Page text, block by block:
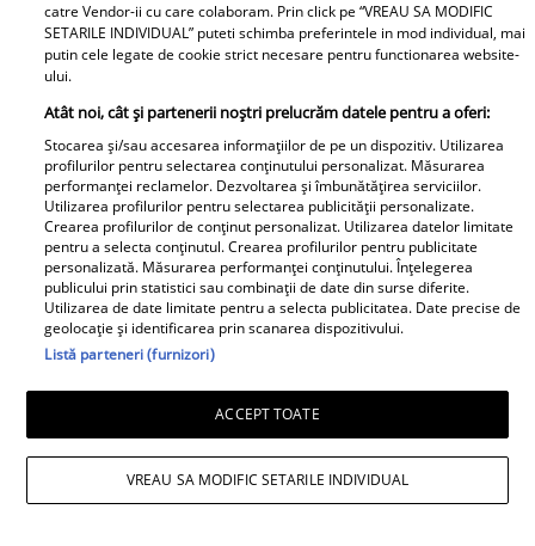
"Singura cale era să
mă...”
Radu Siffredi. Nimeni
nu se aștepta să scoată
la iveală și ACEST
AMĂNUNT ce i-a lăsat
pe mulți fără replică:
"M-am lămurit"
Boala care a rapus-o pe
Adela Marculescu. De
ce ajunsese in scaun cu
rotile: &quot;In urma cu
un an...&quot; Vezi mai
mult
Primele cuvinte ale
mamei lui Rares Cojoc
dupa divortul de
Andreea Popescu. Ce i-a
comentat public fostei
nurori
Doliu în familia lui Miraj
Tzunami! Fiica artistului
Surpriză în showbiz-ul
românesc! Valentin
Sanfira și Codruța Filip,
catre Vendor-ii cu care colaboram. Prin click pe “VREAU SA MODIFIC
SETARILE INDIVIDUAL” puteti schimba preferintele in mod individual, mai
putin cele legate de cookie strict necesare pentru functionarea website-
ului.
Atât noi, cât și partenerii noștri prelucrăm datele pentru a oferi:
Stocarea și/sau accesarea informațiilor de pe un dispozitiv. Utilizarea
profilurilor pentru selectarea conținutului personalizat. Măsurarea
performanței reclamelor. Dezvoltarea și îmbunătățirea serviciilor.
Utilizarea profilurilor pentru selectarea publicității personalizate.
Crearea profilurilor de conținut personalizat. Utilizarea datelor limitate
pentru a selecta conținutul. Crearea profilurilor pentru publicitate
personalizată. Măsurarea performanței conținutului. Înțelegerea
publicului prin statistici sau combinații de date din surse diferite.
Utilizarea de date limitate pentru a selecta publicitatea. Date precise de
geolocație și identificarea prin scanarea dispozitivului.
Listă parteneri (furnizori)
ACCEPT TOATE
VREAU SA MODIFIC SETARILE INDIVIDUAL